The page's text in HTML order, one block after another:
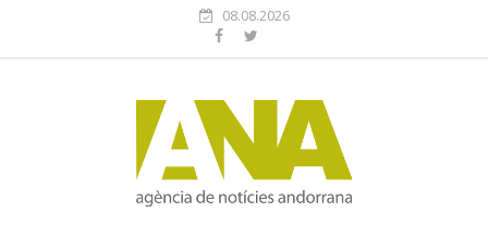
08.08.2026